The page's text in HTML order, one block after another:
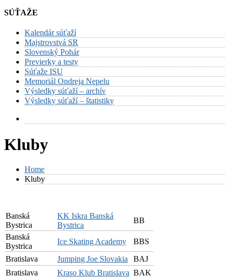
SÚŤAŽE
Kalendár súťaží
Majstrovstvá SR
Slovenský Pohár
Previerky a testy
Súťaže ISU
Memoriál Ondreja Nepelu
Výsledky súťaží – archív
Výsledky súťaží – štatistiky
Kluby
Home
Kluby
Banská
Bystrica
KK Iskra Banská
Bystrica
BB
Banská
Bystrica
Ice Skating Academy
BBS
Bratislava
Jumping Joe Slovakia
BAJ
Bratislava
Kraso Klub Bratislava BAK